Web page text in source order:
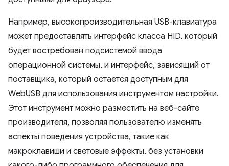
Например, высокопроизводительная USB-клавиатура
может предоставлять интерфейс класса HID, который
будет востребован подсистемой ввода
операционной системы, и интерфейс, зависящий от
поставщика, который остается доступным для
WebUSB для использования инструментом настройки.
Этот инструмент можно разместить на веб-сайте
производителя, позволяя пользователю изменять
аспекты поведения устройства, такие как
макроклавиши и световые эффекты, без установки